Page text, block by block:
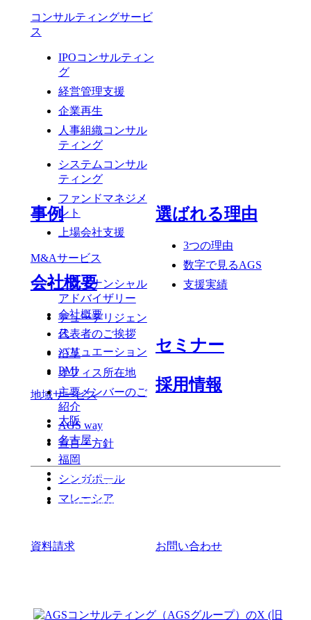
コンサルティングサービ
ス
IPOコンサルティン
グ
経営管理支援
企業再生
人事組織コンサル
ティング
システムコンサル
ティング
ファンドマネジメ
ント
上場会社支援
M&Aサービス
ファイナンシャル
アドバイザリー
デューデリジェン
ス
バリュエーション
PMI
地域サービス
大阪
名古屋
福岡
シンガポール
マレーシア
事例 選ばれる理由
3つの理由
数字で見るAGS
支援実績
会社概要
会社概要
代表者のご挨拶
沿革
オフィス所在地
主要メンバーのご
紹介
AGS way
宣言・方針
セミナー
採用情報
よくある質問
最新情報
AGS media
資料請求 お問い合わせ